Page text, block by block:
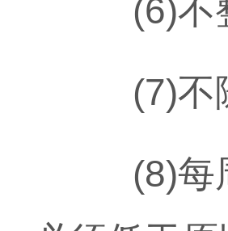
(6)不
(7)不随
(8)每周